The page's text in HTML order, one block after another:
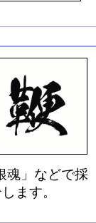
魂」などで採
ます。